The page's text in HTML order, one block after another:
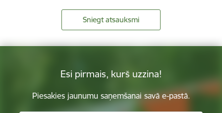
Sniegt atsauksmi
Esi pirmais, kurš uzzina!
Piesakies jaunumu saņemšanai savā e-pastā.